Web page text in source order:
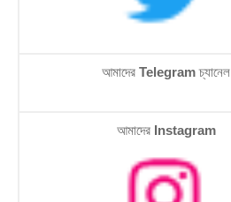
আমাদের Telegramচ্যানেল
আমাদের Instagram